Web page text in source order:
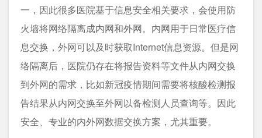
一，因此很多医院基于信息安全相关要求，会使用防
火墙将网络隔离成内网和外网。内网用于日常医疗信
息交换，外网可以及时获取Internet信息资源。但是网
络隔离后，医院仍存在将报告资料等文件从内网交换
到外网的需求，比如新冠疫情期间需要将核酸检测报
告结果从内网交换至外网以备检测人员查询等。因此
安全、专业的内外网数据交换方案，尤其重要。